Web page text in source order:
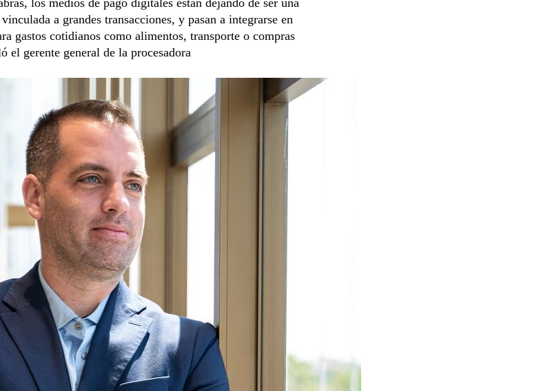
a grandes transacciones, y pasan a integrarse en
gastos cotidianos como alimentos, transporte o compras
el gerente general de la procesadora